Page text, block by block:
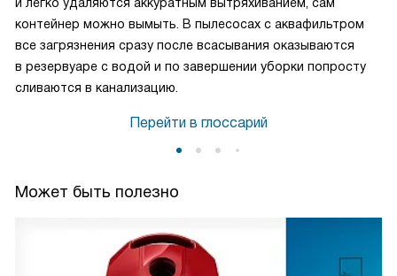
Может быть полезно
и легко удаляются аккуратным вытряхиванием, сам
контейнер можно вымыть. В пылесосах с аквафильтром
все загрязнения сразу после всасывания оказываются
в резервуаре с водой и по завершении уборки попросту
сливаются в канализацию.
Перейти в глоссарий